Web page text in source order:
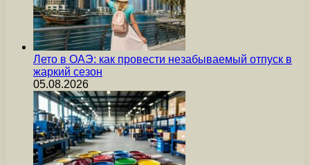
Лето в ОАЭ: как провести незабываемый отпуск в
жаркий сезон
05.08.2026